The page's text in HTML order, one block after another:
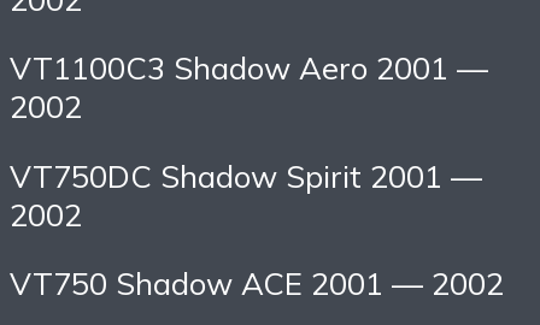
VT1100C3 Shadow Aero 2001 —
2002
VT750DC Shadow Spirit 2001 —
2002
VT750 Shadow ACE 2001 — 2002